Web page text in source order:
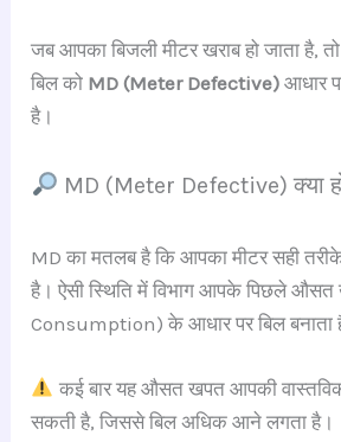
जब आपका बिजली मीटर खराब हो जाता है,
बिल को MD (Meter Defective) आधार
है।
MD (Meter Defective) क्या
MD का मतलब है कि आपका मीटर सही तरीके
है। ऐसी स्थिति में विभाग आपके पिछले
Consumption) के आधार पर बिल बनाता
कई बार यह औसत खपत आपकी
सकती है, जिससे बिल अधिक आने लगता है।